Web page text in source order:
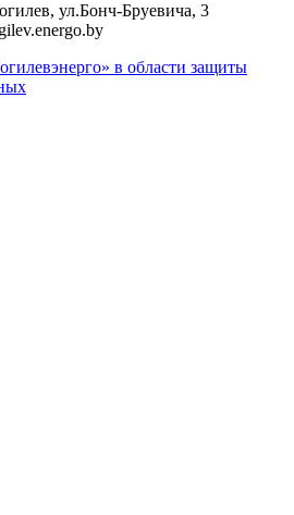
ул.Бонч-Бруевича, 3
в области защиты